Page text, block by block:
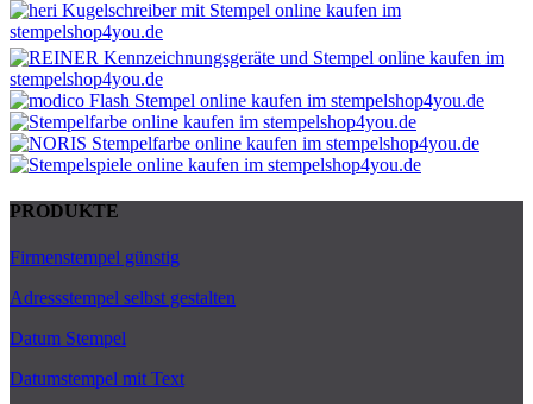
PRODUKTE
Firmenstempel günstig
Adressstempel selbst gestalten
Datum Stempel
Datumstempel mit Text